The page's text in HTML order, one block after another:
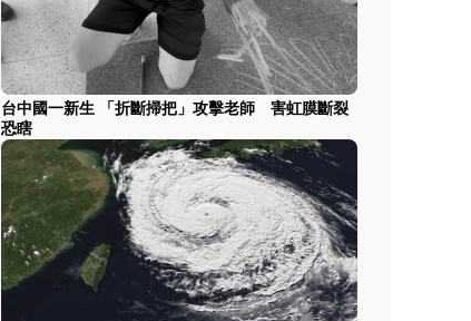
台中國一新生 「折斷掃把」攻擊老師 害虹膜斷裂
恐瞎